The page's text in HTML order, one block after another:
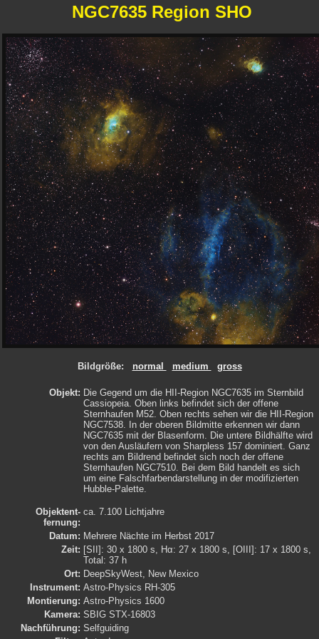
NGC7635 Region SHO
Bildgröße: normal medium gross
Objekt: Die Gegend um die HII-Region NGC7635 im Sternbild
Cassiopeia. Oben links befindet sich der offene
Sternhaufen M52. Oben rechts sehen wir die HII-Region
NGC7538. In der oberen Bildmitte erkennen wir dann
NGC7635 mit der Blasenform. Die untere Bildhälfte wird
von den Ausläufern von Sharpless 157 dominiert. Ganz
rechts am Bildrend befindet sich noch der offene
Sternhaufen NGC7510. Bei dem Bild handelt es sich
um eine Falschfarbendarstellung in der modifizierten
Hubble-Palette.
Objektent­
fernung:
ca. 7.100 Lichtjahre
Datum: Mehrere Nächte im Herbst 2017
Zeit: [SII]: 30 x 1800 s, Hα: 27 x 1800 s, [OIII]: 17 x 1800 s,
Total: 37 h
Ort: DeepSkyWest, New Mexico
Instrument: Astro-Physics RH-305
Montierung: Astro-Physics 1600
Kamera: SBIG STX-16803
Nachführung: Selfguiding